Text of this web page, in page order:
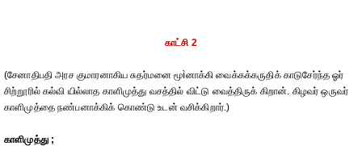
காட்சி 2
(சேனாதிபதி அரச குமாரனாகிய சுதர்மனை மூìனாக்கி வைக்கக்கருதிக் காடுசேர்ந்த ஓர்
சிற்றூரில் கல்வி யில்லாத காளிமுத்து வசத்தில் விட்டு வைத்திருக் கிறான். கிழவர் ஒருவர்
காளிமுத்தை நண்பனாக்கிக் கொண்டு உடன் வசிக்கிறார்.)
காளிமுத்து ;